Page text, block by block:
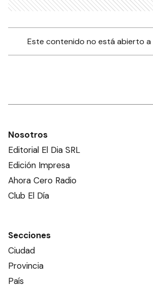
Este contenido no está abierto
Nosotros
Editorial El Dia SRL
Edición Impresa
Ahora Cero Radio
Club El Día
Secciones
Ciudad
Provincia
País